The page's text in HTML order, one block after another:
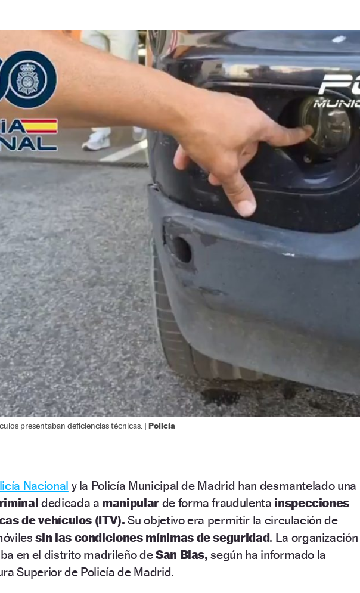
presentaban deficiencias técnicas. | Policía
Nacional y la Policía Municipal de Madrid han desmantelado una
dedicada a manipular de forma fraudulenta inspecciones
de vehículos (ITV).Su objetivo era permitir la circulación de
sin las condiciones mínimas de seguridad. La organización
en el distrito madrileño deSan Blas, según ha informado la
Superior de Policía de Madrid.